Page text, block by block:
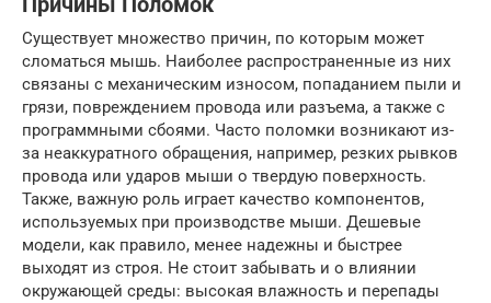
Причины Поломок
Существует множество причин, по которым может
сломаться мышь. Наиболее распространенные из них
связаны с механическим износом, попаданием пыли и
грязи, повреждением провода или разъема, а также с
программными сбоями. Часто поломки возникают из-
за неаккуратного обращения, например, резких рывков
провода или ударов мыши о твердую поверхность.
Также, важную роль играет качество компонентов,
используемых при производстве мыши. Дешевые
модели, как правило, менее надежны и быстрее
выходят из строя. Не стоит забывать и о влиянии
окружающей среды: высокая влажность и перепады